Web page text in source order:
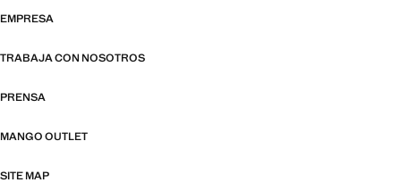
EMPRESA
TRABAJA CON NOSOTROS
PRENSA
MANGO OUTLET
SITE MAP